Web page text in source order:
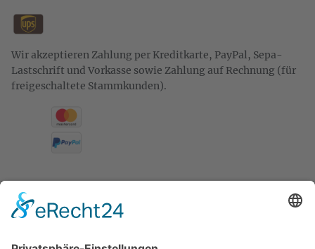
Wir akzeptieren Zahlung per Kreditkarte, PayPal, Sepa-
Lastschrift und Vorkasse sowie Zahlung auf Rechnung (für
freigeschaltete Stammkunden).
KONTAKT
Spezialitäten aus Österreich